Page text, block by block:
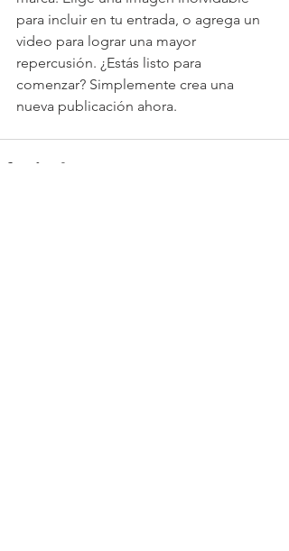
para incluir en tu entrada, o agrega un
video para lograr una mayor
repercusión. ¿Estás listo para
comenzar? Simplemente crea una
nueva publicación ahora.